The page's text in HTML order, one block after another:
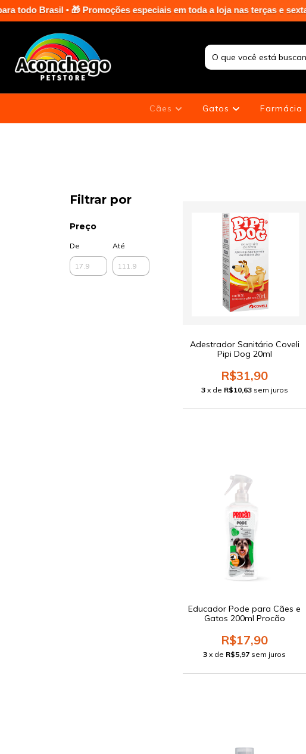
🎁 Promoções especiais em toda a loja nas terças e sextas-feiras •
Cães Gatos Farmácia
Filtrar por
Preço
De Até
Adestrador Sanitário Coveli
Pipi Dog 20ml
R$31,90
3 x de R$10,63 sem juros
Educador Pode para Cães e
Gatos 200ml Procão
R$17,90
3 x de R$5,97 sem juros